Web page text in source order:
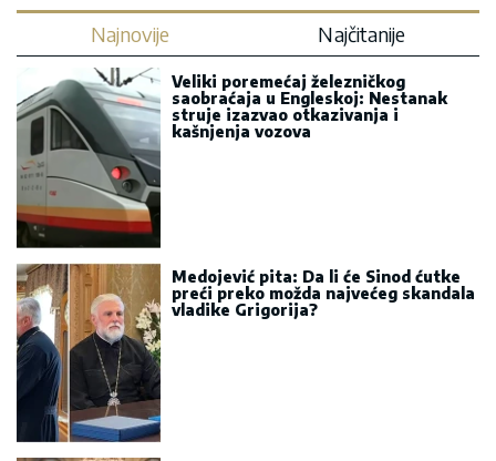
Najnovije Najčitanije
Veliki poremećaj železničkog
saobraćaja u Engleskoj: Nestanak
struje izazvao otkazivanja i
kašnjenja vozova
Medojević pita: Da li će Sinod ćutke
preći preko možda najvećeg skandala
vladike Grigorija?